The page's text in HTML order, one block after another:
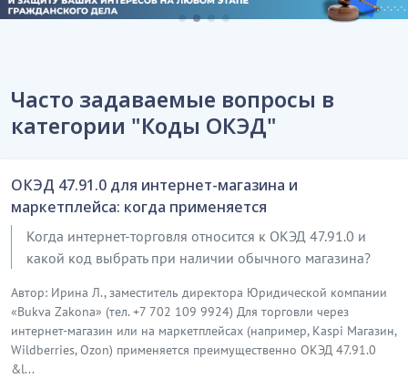
Часто задаваемые вопросы в
категории "Коды ОКЭД"
ОКЭД 47.91.0 для интернет-магазина и
маркетплейса: когда применяется
Когда интернет-торговля относится к ОКЭД 47.91.0 и
какой код выбрать при наличии обычного магазина?
Автор: Ирина Л., заместитель директора Юридической компании
«Bukva Zakona» (тел. +7 702 109 9924) Для торговли через
интернет-магазин или на маркетплейсах (например, Kaspi Магазин,
Wildberries, Ozon) применяется преимущественно ОКЭД 47.91.0
&l...